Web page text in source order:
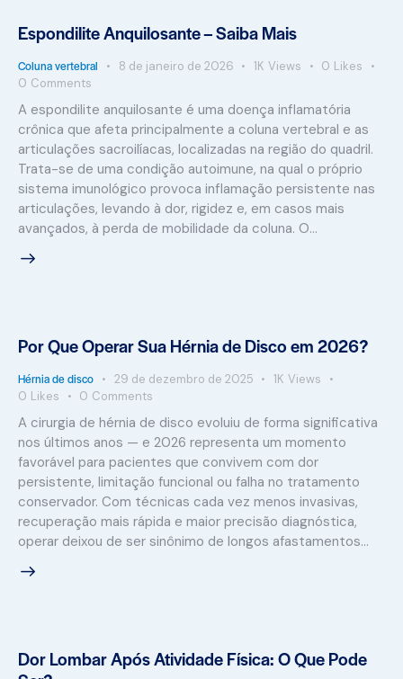
Espondilite Anquilosante – Saiba Mais
Coluna vertebral 8 de janeiro de 2026 1K Views 0 Likes
0 Comments
A espondilite anquilosante é uma doença inflamatória
crônica que afeta principalmente a coluna vertebral e as
articulações sacroilíacas, localizadas na região do quadril.
Trata-se de uma condição autoimune, na qual o próprio
sistema imunológico provoca inflamação persistente nas
articulações, levando à dor, rigidez e, em casos mais
avançados, à perda de mobilidade da coluna. O…
Por Que Operar Sua Hérnia de Disco em 2026?
Hérnia de disco 29 de dezembro de 2025 1K Views
0 Likes 0 Comments
A cirurgia de hérnia de disco evoluiu de forma significativa
nos últimos anos — e 2026 representa um momento
favorável para pacientes que convivem com dor
persistente, limitação funcional ou falha no tratamento
conservador. Com técnicas cada vez menos invasivas,
recuperação mais rápida e maior precisão diagnóstica,
operar deixou de ser sinônimo de longos afastamentos…
Dor Lombar Após Atividade Física: O Que Pode